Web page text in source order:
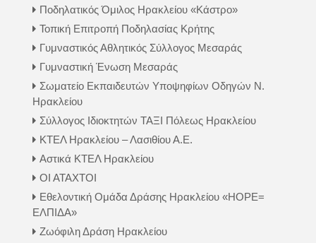
Ποδηλατικός Όμιλος Ηρακλείου «Κάστρο»
Τοπική Επιτροπή Ποδηλασίας Κρήτης
Γυμναστικός Αθλητικός Σύλλογος Μεσαράς
Γυμναστική Ένωση Μεσαράς
Σωματείο Εκπαιδευτών Υποψηφίων Οδηγών Ν.
Ηρακλείου
Σύλλογος Ιδιοκτητών ΤΑΞΙ Πόλεως Ηρακλείου
ΚΤΕΛ Ηρακλείου – Λασιθίου Α.Ε.
Αστικά ΚΤΕΛ Ηρακλείου
ΟΙ ΑΤΑΧΤΟΙ
Εθελοντική Ομάδα Δράσης Ηρακλείου «HOPE=
ΕΛΠΙΔΑ»
Ζωόφιλη Δράση Ηρακλείου